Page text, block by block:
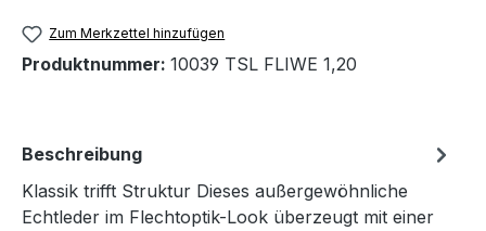
Zum Merkzettel hinzufügen
Produktnummer: 10039 TSL FLIWE 1,20
Beschreibung
Klassik trifft Struktur Dieses außergewöhnliche
Echtleder im Flechtoptik-Look überzeugt mit einer